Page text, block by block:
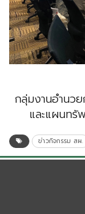
กลุ่มงานอำนว
และแผนทรั
ข่าวกิจกรรม สผ.